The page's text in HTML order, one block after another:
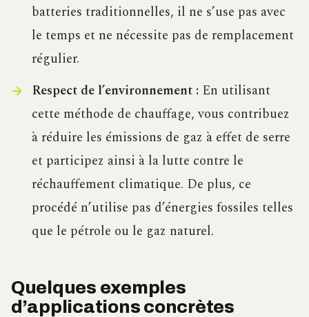
batteries traditionnelles, il ne s’use pas avec
le temps et ne nécessite pas de remplacement
régulier.
Respect de l’environnement :En utilisant
cette méthode de chauffage, vous contribuez
à réduire les émissions de gaz à effet de serre
et participez ainsi à la lutte contre le
réchauffement climatique. De plus, ce
procédé n’utilise pas d’énergies fossiles telles
que le pétrole ou le gaz naturel.
Quelques exemples
d’applications concrètes